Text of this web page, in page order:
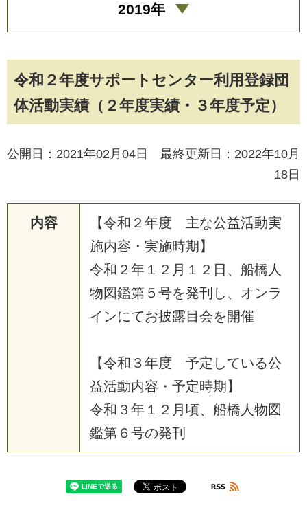
令和２年度サポートセンター利用登録団
体活動実績（２年度実績・３年度予定）
公開日：2021年02月04日 最終更新日：2022年10月
18日
内容 【令和 ２ 年度 主な公益活動実
施内容 ・ 実施時期 】
令和 ２ 年 １ ２ 月 １ ２ 日 、 船橋 人
物図鑑第 ５ 号を発刊 し 、 オンラ
イ ンにてお披露 目 会を開催
【令和 ３年度 予定 している公
益活動内容 ・ 予定時期 】
令和 ３年 １ ２ 月 頃、 船橋 人物図
鑑第 ６ 号の発刊
2019年